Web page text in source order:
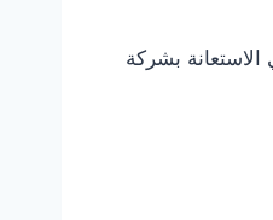
بشركة